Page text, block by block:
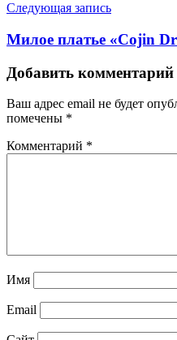
Следующая запись
Милое платье «Cojin
Добавить комментарий
Ваш адрес email не будет
помечены *
Комментарий *
Имя
Email